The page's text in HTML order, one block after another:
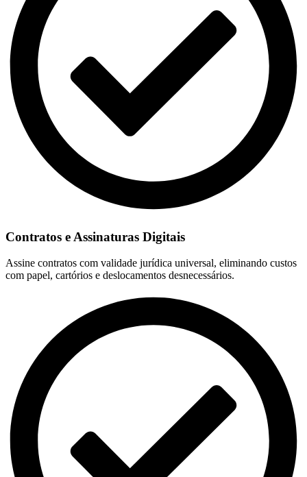
Contratos e Assinaturas Digitais
Assine contratos com validade jurídica universal, eliminando custos
com papel, cartórios e deslocamentos desnecessários.